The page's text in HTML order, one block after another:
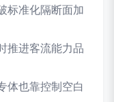
标准化隔断面加
推进客流能力品
体也靠控制空白